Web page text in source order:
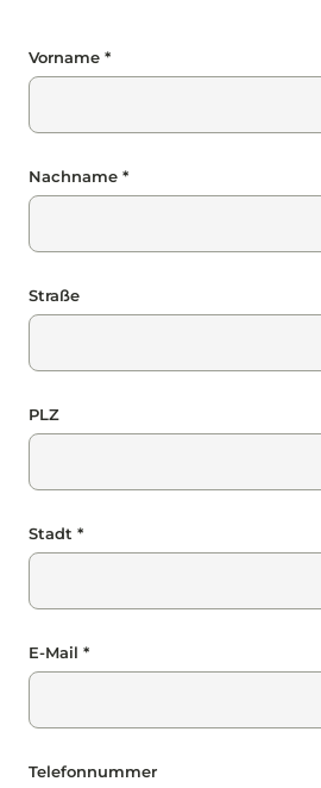
Vorname *
Nachname *
Straße
PLZ
Stadt *
E-Mail *
Telefonnummer